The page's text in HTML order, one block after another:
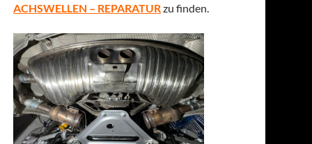
ACHSWELLEN – REPARATURzu finden.